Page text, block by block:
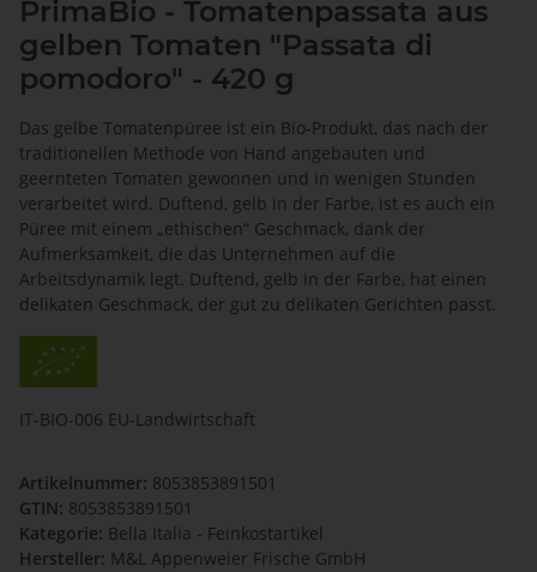
PrimaBio - Tomatenpassata aus
gelben Tomaten "Passata di
pomodoro" - 420 g
Das gelbe Tomatenpüree ist ein Bio-Produkt, das nach der
traditionellen Methode von Hand angebauten und
geernteten Tomaten gewonnen und in wenigen Stunden
verarbeitet wird. Duftend, gelb in der Farbe, ist es auch ein
Püree mit einem „ethischen“ Geschmack, dank der
Aufmerksamkeit, die das Unternehmen auf die
Arbeitsdynamik legt. Duftend, gelb in der Farbe, hat einen
delikaten Geschmack, der gut zu delikaten Gerichten passt.
IT-BIO-006 EU-Landwirtschaft
Artikelnummer: 8053853891501
GTIN: 8053853891501
Kategorie: Bella Italia - Feinkostartikel
Hersteller: M&L Appenweier Frische GmbH